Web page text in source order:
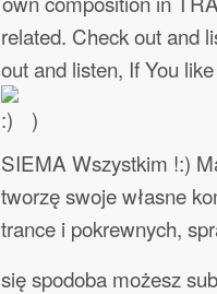
related. Check out and
out and listen, If You
)
SIEMA Wszystkim !:)
tworzę swoje własne
trance i pokrewnych,
się spodoba możesz